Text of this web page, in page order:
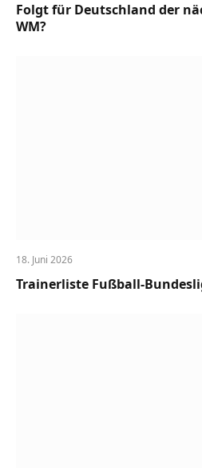
Folgt für Deutschland der
WM?
18. Juni 2026
Trainerliste Fußball-